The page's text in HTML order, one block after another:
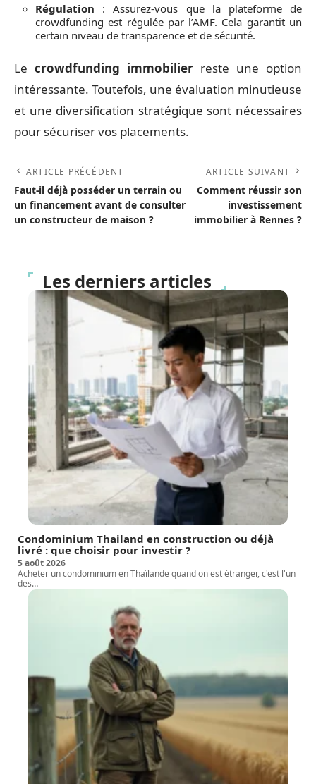
Régulation : Assurez-vous que la plateforme de
crowdfunding est régulée par l’AMF. Cela garantit un
certain niveau de transparence et de sécurité.
Le crowdfunding immobilier reste une option
intéressante. Toutefois, une évaluation minutieuse
et une diversification stratégique sont nécessaires
pour sécuriser vos placements.
ARTICLE PRÉCÉDENT
Faut-il déjà posséder un terrain ou
un financement avant de consulter
un constructeur de maison ?
ARTICLE SUIVANT
Comment réussir son
investissement
immobilier à Rennes ?
Les derniers articles
Condominium Thailand en construction ou déjà
livré : que choisir pour investir ?
5 août 2026
Acheter un condominium en Thaïlande quand on est étranger, c'est l'un
des…